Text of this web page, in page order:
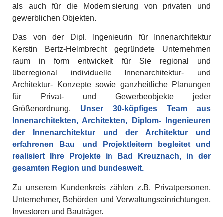
als auch für die Modernisierung von privaten und
gewerblichen Objekten.
Das von der Dipl. Ingenieurin für Innenarchitektur
Kerstin Bertz-Helmbrecht gegründete Unternehmen
raum in form entwickelt für Sie regional und
überregional individuelle Innenarchitektur- und
Architektur- Konzepte sowie ganzheitliche Planungen
für Privat- und Gewerbeobjekte jeder
Größenordnung. Unser 30-köpfiges Team aus
Innenarchitekten, Architekten, Diplom- Ingenieuren
der Innenarchitektur und der Architektur und
erfahrenen Bau- und Projektleitern begleitet und
realisiert Ihre Projekte in Bad Kreuznach, in der
gesamten Region und bundesweit.
Zu unserem Kundenkreis zählen z.B. Privatpersonen,
Unternehmer, Behörden und Verwaltungseinrichtungen,
Investoren und Bauträger.